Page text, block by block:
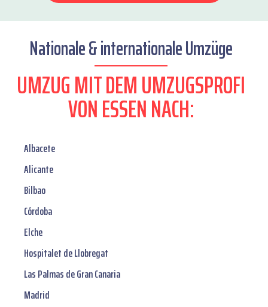
Nationale & internationale Umzüge
UMZUG MIT DEM UMZUGSPROFI
VON ESSEN NACH:
Albacete
Alicante
Bilbao
Córdoba
Elche
Hospitalet de Llobregat
Las Palmas de Gran Canaria
Madrid